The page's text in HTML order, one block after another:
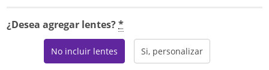
¿Desea agregar lentes?*
No incluir lentes Si, personalizar